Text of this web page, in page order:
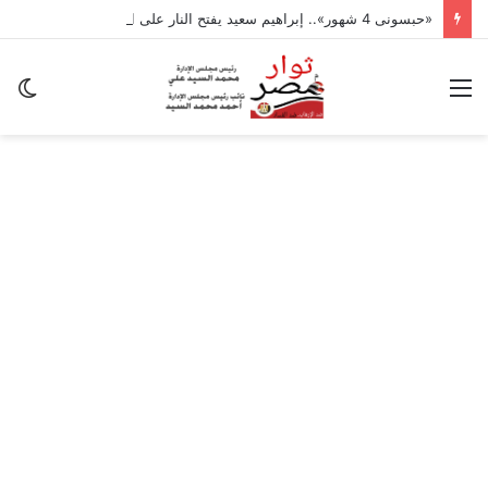
القائمة